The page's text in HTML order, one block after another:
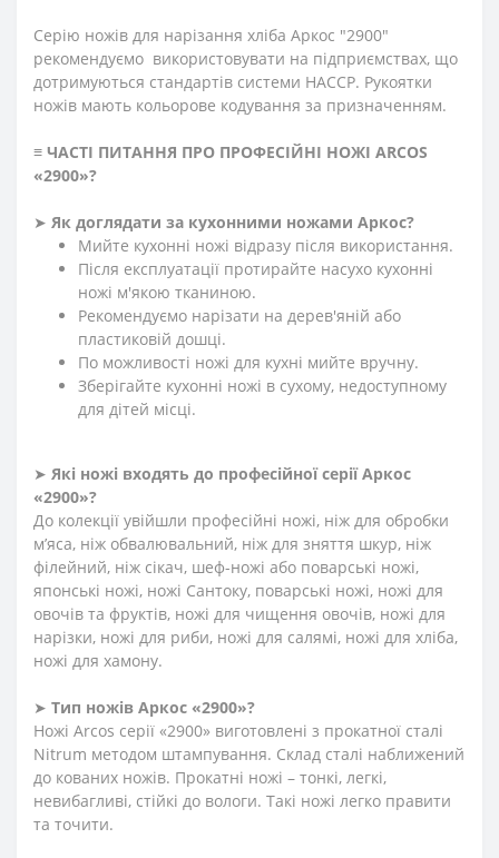
Серію ножів для нарізання хліба Аркос "2900"
рекомендуємо використовувати на підприємствах, що
дотримуються стандартів системи HACCP. Рукоятки
ножів мають кольорове кодування за призначенням.
≡ ЧАСТІ ПИТАННЯ ПРО ПРОФЕСІЙНІ НОЖІ ARCOS
«2900»?
➤ Як доглядати за кухонними ножами Аркос?
Мийте кухонні ножі відразу після використання.
Після експлуатації протирайте насухо кухонні
ножі м'якою тканиною.
Рекомендуємо нарізати на дерев'яній або
пластиковій дошці.
По можливості ножі для кухні мийте вручну.
Зберігайте кухонні ножі в сухому, недоступному
для дітей місці.
➤ Які ножі входять до професійної серії Аркос
«2900»?
До колекції увійшли професійні ножі, ніж для обробки
м’яса, ніж обвалювальний, ніж для зняття шкур, ніж
філейний, ніж сікач, шеф-ножі або поварські ножі,
японські ножі, ножі Сантоку, поварські ножі, ножі для
овочів та фруктів, ножі для чищення овочів, ножі для
нарізки, ножі для риби, ножі для салямі, ножі для хліба,
ножі для хамону.
➤ Тип ножів Аркос «2900»?
Ножі Arcos серії «2900» виготовлені з прокатної сталі
Nitrum методом штампування. Склад сталі наближений
до кованих ножів. Прокатні ножі – тонкі, легкі,
невибагливі, стійкі до вологи. Такі ножі легко правити
та точити.